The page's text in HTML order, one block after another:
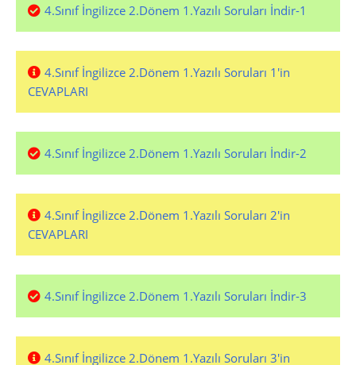
4.Sınıf İngilizce 2.Dönem 1.Yazılı Soruları İndir-1
4.Sınıf İngilizce 2.Dönem 1.Yazılı Soruları 1'in
CEVAPLARI
4.Sınıf İngilizce 2.Dönem 1.Yazılı Soruları İndir-2
4.Sınıf İngilizce 2.Dönem 1.Yazılı Soruları 2'in
CEVAPLARI
4.Sınıf İngilizce 2.Dönem 1.Yazılı Soruları İndir-3
4.Sınıf İngilizce 2.Dönem 1.Yazılı Soruları 3'in